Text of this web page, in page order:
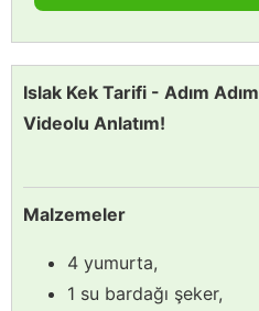
Islak Kek Tarifi - Adım Adım
Videolu Anlatım!
Malzemeler
4 yumurta,
1 su bardağı şeker,